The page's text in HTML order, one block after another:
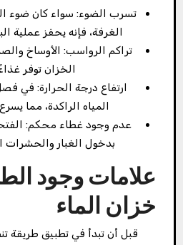
تسرب الضوء: سواء كان ضوء
الغرفة، فإنه يحفز عملية
تراكم الرواسب: الأوساخ
الخزان توفر
ارتفاع درجة الحرارة: في
المياه الراكدة، مما
عدم وجود غطاء محكم:
بدخول الغبار والحشرات
علامات وجود
خزان الماء
قبل أن تبدأ في تطبيق طريقة